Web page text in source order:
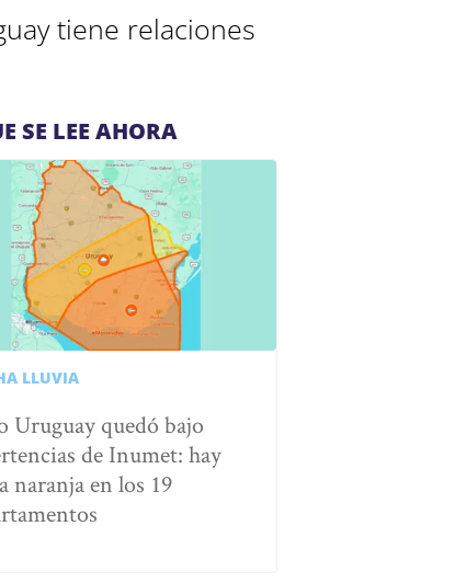
tiene relaciones
SE LEE AHORA
LLUVIA
Uruguay quedó bajo
de Inumet: hay
naranja en los 19